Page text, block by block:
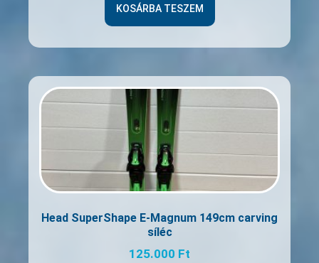
KOSÁRBA TESZEM
Head SuperShape E-Magnum 149cm carving
síléc
125.000 Ft